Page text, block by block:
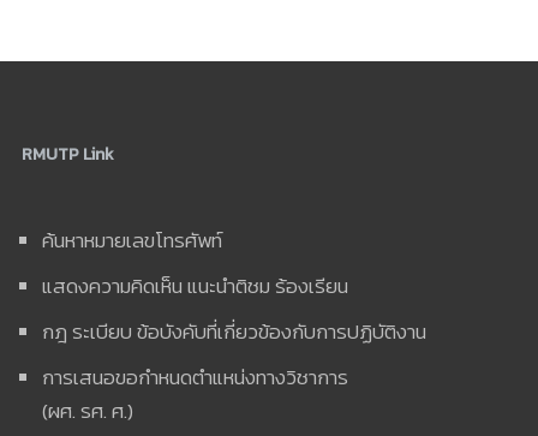
RMUTP Link
ค้นหาหมายเลขโทรศัพท์
แสดงความคิดเห็น แนะนำติชม ร้องเรียน
กฎ ระเบียบ ข้อบังคับที่เกี่ยวข้องกับการปฏิบัติงาน
การเสนอขอกำหนดตำแหน่งทางวิชาการ
(ผศ. รศ. ศ.)